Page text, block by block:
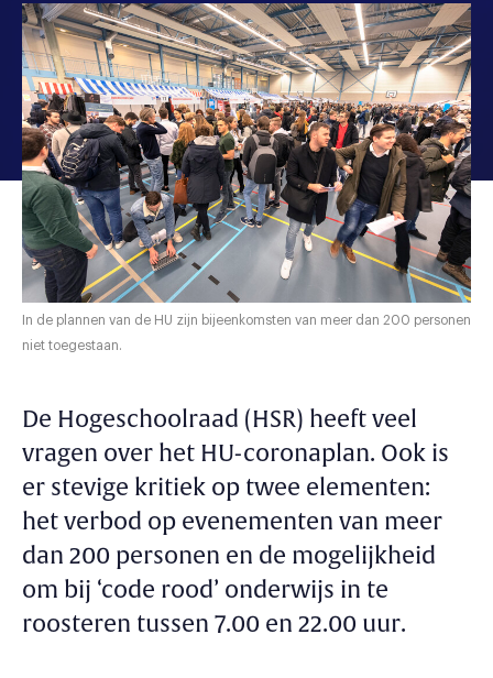
In de plannen van de HU zijn bijeenkomsten van meer dan 200 personen
niet toegestaan.
De Hogeschoolraad (HSR) heeft veel
vragen over het HU-coronaplan. Ook is
er stevige kritiek op twee elementen:
het verbod op evenementen van meer
dan 200 personen en de mogelijkheid
om bij ‘code rood’ onderwijs in te
roosteren tussen 7.00 en 22.00 uur.